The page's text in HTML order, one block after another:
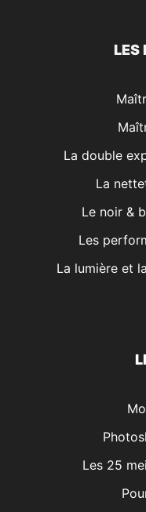
LES
La double
La
Le noir &
Les
La lumière et
Les 25